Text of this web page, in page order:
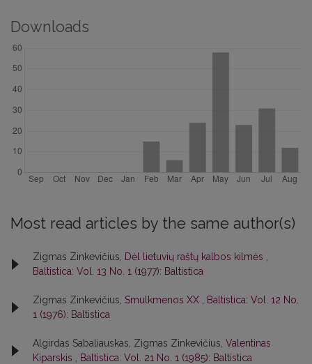
Downloads
Most read articles by the same author(s)
Zigmas Zinkevičius, Dėl lietuvių raštų kalbos kilmės
Baltistica: Vol. 13 No. 1 (1977): Baltistica
Zigmas Zinkevičius, Smulkmenos XX
Baltistica: Vol. 12 No.
1 (1976): Baltistica
Algirdas Sabaliauskas, Zigmas Zinkevičius, Valentinas
Kiparskis
Baltistica: Vol. 21 No. 1 (1985): Baltistica